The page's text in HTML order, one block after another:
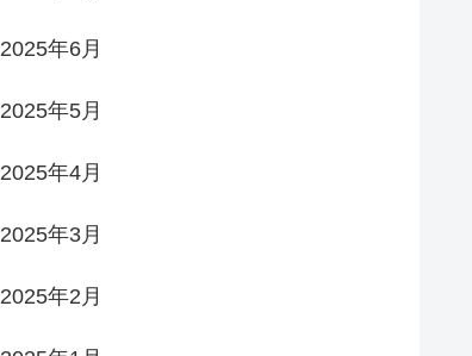
2025年6月
2025年5月
2025年4月
2025年3月
2025年2月